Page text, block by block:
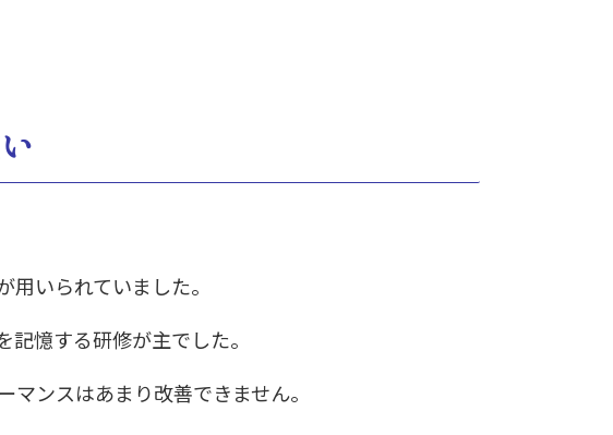
いられていました。
憶する研修が主でした。
ンスはあまり改善できません。